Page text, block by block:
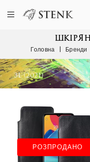
Головна | Бренди
РОЗПРОДАНО